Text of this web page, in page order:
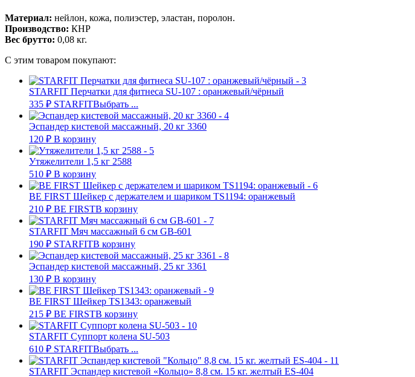
Материал: нейлон, кожа, полиэстер, эластан, поролон.
Производство: КНР
Вес брутто: 0,08 кг.
С этим товаром покупают:
STARFIT Перчатки для фитнеса SU-107 : оранжевый/чёрный
335 ₽ STARFITВыбрать ...
Эспандер кистевой массажный, 20 кг 3360
120 ₽ В корзину
Утяжелители 1,5 кг 2588
510 ₽ В корзину
BE FIRST Шейкер с держателем и шариком TS1194: оранжевый
210 ₽ BE FIRSTВ корзину
STARFIT Мяч массажный 6 см GB-601
190 ₽ STARFITВ корзину
Эспандер кистевой массажный, 25 кг 3361
130 ₽ В корзину
BE FIRST Шейкер TS1343: оранжевый
215 ₽ BE FIRSTВ корзину
STARFIT Суппорт колена SU-503
610 ₽ STARFITВыбрать ...
STARFIT Эспандер кистевой «Кольцо» 8,8 см. 15 кг. желтый ES-404